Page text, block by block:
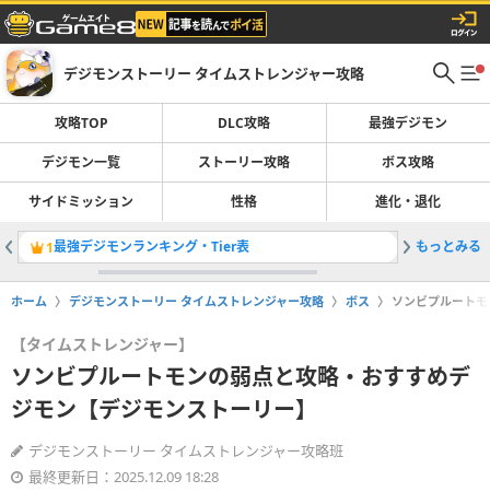
デジモンストーリー タイムストレンジャー攻略
攻略TOP DLC攻略 最強デジモン
デジモン一覧 ストーリー攻略 ボス攻略
サイドミッション 性格 進化・退化
1最強デジモンランキング・Tier表 2登場デ
もっとみる
ホーム デジモンストーリー タイムストレンジャー攻略 ボス ソンビプルート
【タイムストレンジャー】
ソンビプルートモンの弱点と攻略・おすすめデ
ジモン【デジモンストーリー】
デジモンストーリー タイムストレンジャー攻略班
最終更新日：2025.12.09 18:28